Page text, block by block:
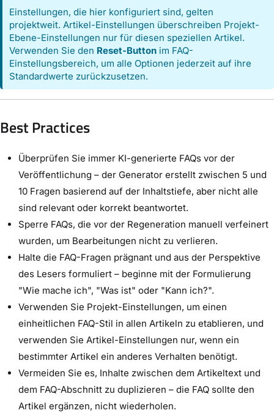
Einstellungen, die hier konfiguriert sind, gelten
projektweit. Artikel-Einstellungen überschreiben Projekt-
Ebene-Einstellungen nur für diesen speziellen Artikel.
Verwenden Sie den Reset-Button im FAQ-
Einstellungsbereich, um alle Optionen jederzeit auf ihre
Standardwerte zurückzusetzen.
Best Practices
Überprüfen Sie immer KI-generierte FAQs vor der
Veröffentlichung – der Generator erstellt zwischen 5 und
10 Fragen basierend auf der Inhaltstiefe, aber nicht alle
sind relevant oder korrekt beantwortet.
Sperre FAQs, die vor der Regeneration manuell verfeinert
wurden, um Bearbeitungen nicht zu verlieren.
Halte die FAQ-Fragen prägnant und aus der Perspektive
des Lesers formuliert – beginne mit der Formulierung
"Wie mache ich", "Was ist" oder "Kann ich?".
Verwenden Sie Projekt-Einstellungen, um einen
einheitlichen FAQ-Stil in allen Artikeln zu etablieren, und
verwenden Sie Artikel-Einstellungen nur, wenn ein
bestimmter Artikel ein anderes Verhalten benötigt.
Vermeiden Sie es, Inhalte zwischen dem Artikeltext und
dem FAQ-Abschnitt zu duplizieren – die FAQ sollte den
Artikel ergänzen, nicht wiederholen.